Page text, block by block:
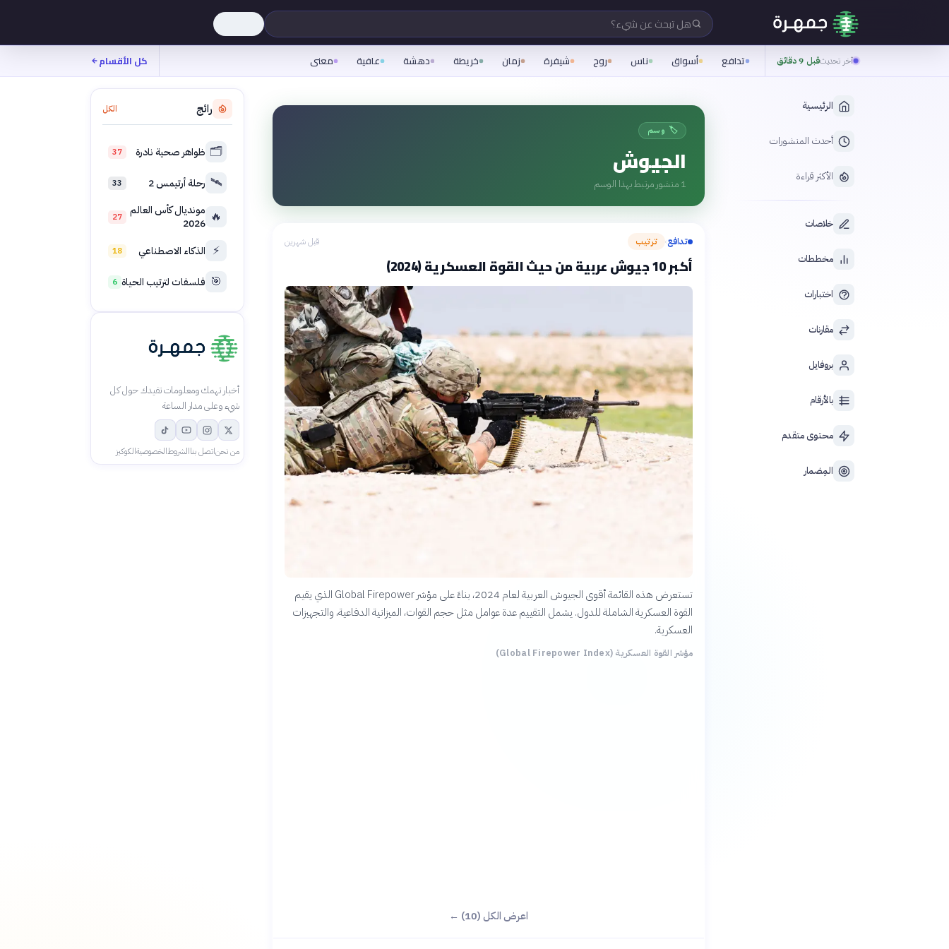
هل تبحث عن شيء؟
آخر تحديثقبل 9 دقائق تدافع أسواق ناس روح شيفرة زمان خريطة دهشة عافية معنى كل الأقسام
الرئيسية
أحدث المنشورات
الأكثر قراءة
خلاصات
مخططات
اختبارات
مقارنات
بروفايل
بالأرقام
محتوى متقدم
المِضمار
🏷️ وسم
الجيوش
1 منشور مرتبط بهذا الوسم
تدافع› ترتيب قبل شهرين
أكبر 10 جيوش عربية من حيث القوة العسكرية (2024)
تستعرض هذه القائمة أقوى الجيوش العربية لعام 2024، بناءً على مؤشر Global Firepower الذي يقيم
القوة العسكرية الشاملة للدول. يشمل التقييم عدة عوامل مثل حجم القوات، الميزانية الدفاعية، والتجهيزات
العسكرية.
مؤشر القوة العسكرية (Global Firepower Index)
اعرض الكل (10) ←
رائج الكل
🗂️ ظواهر صحية نادرة 37
🛰️ رحلة أرتيمس 2 33
🔥 مونديال كأس العالم
2026
27
⚡ الذكاء الاصطناعي 18
🎯 فلسفات لترتيب الحياة 6
أخبار تهمك ومعلومات تفيدك حول كل
شيء وعلى مدار الساعة
من نحناتصل بناالشروطالخصوصيةالكوكيز